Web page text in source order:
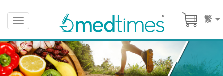
繁
Toggle
navigation